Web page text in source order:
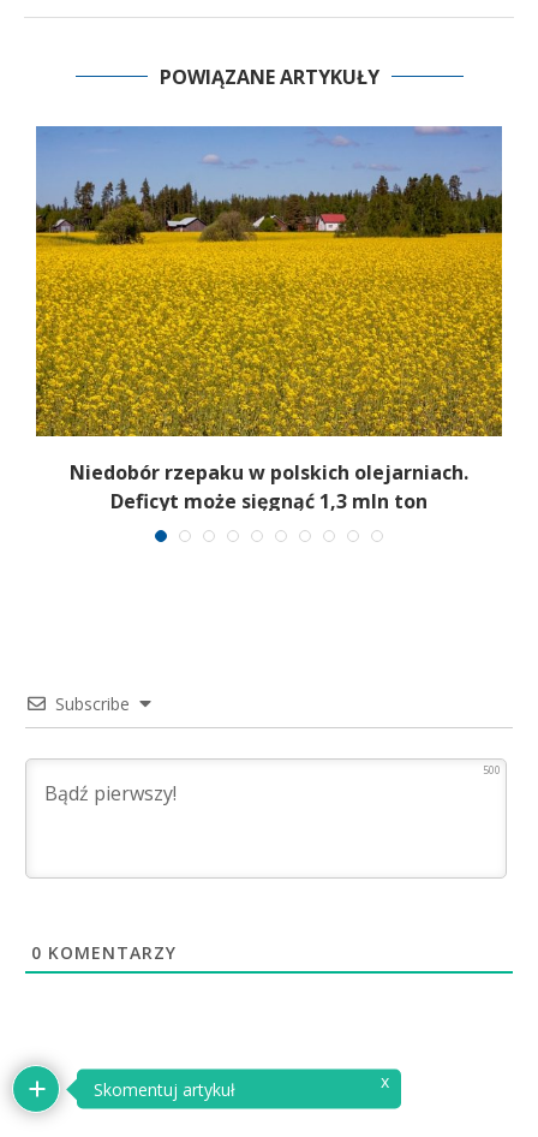
POWIĄZANE ARTYKUŁY
Niedobór rzepaku w polskich olejarniach.
Deficyt może sięgnąć 1,3 mln ton
Subscribe
500
0 KOMENTARZY
Skomentuj artykuł x